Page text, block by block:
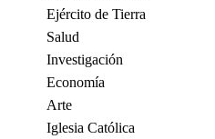
Ejército de Tierra
Salud
Investigación
Economía
Arte
Iglesia Católica